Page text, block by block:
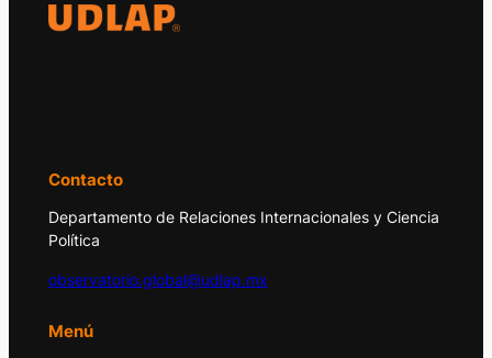
Contacto
Departamento de Relaciones Internacionales y Ciencia
Política
observatorio.global@udlap.mx
Menú